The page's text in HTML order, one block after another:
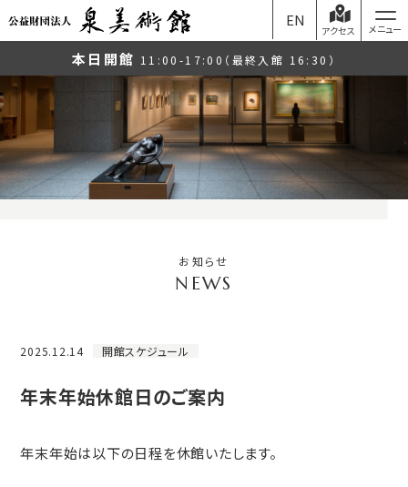
EN
本日開館 11:00-17:00（最終入館 16:30）
アクセス
お知らせ
2025.12.14 開館スケジュール
年末年始休館日のご案内
年末年始は以下の日程を休館いたします。